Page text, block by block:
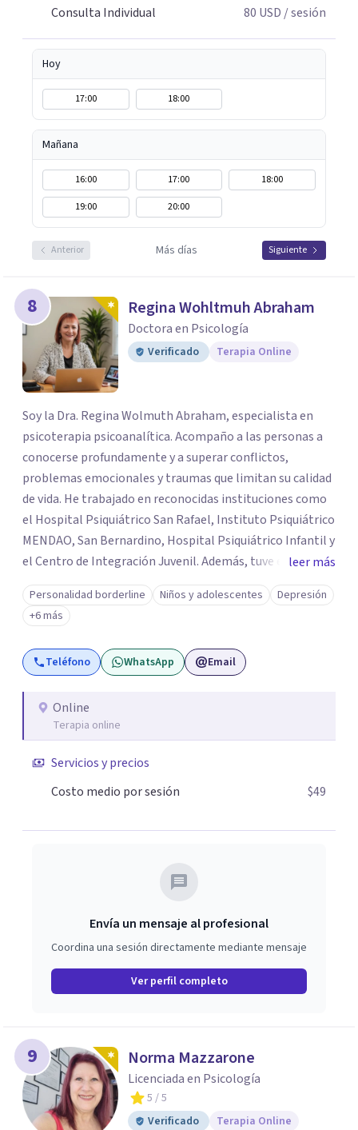
Consulta Individual 80 USD / sesión
Hoy
17:00 18:00
Mañana
16:00 17:00
18:00
19:00
20:00
Anterior Más días Siguiente
8 Regina Wohltmuh Abraham
Doctora en Psicología
Verificado Terapia Online
Soy la Dra. Regina Wolmuth Abraham, especialista en
psicoterapia psicoanalítica. Acompaño a las personas a
conocerse profundamente y a superar conflictos,
problemas emocionales y traumas que limitan su calidad
de vida. He trabajado en reconocidas instituciones como
el Hospital Psiquiátrico San Rafael, Instituto Psiquiátrico
MENDAO, San Bernardino, Hospital Psiquiátrico Infantil y
el Centro de Integración Juvenil. Además, tuve el
privilegio de colaborar en comunidades como Olivar del
Conde y Xochimilco, lo que me permitió conocer diversas
realidades y necesidades.
leer más
Personalidad borderline Niños y adolescentes
Depresión
+6 más
Teléfono WhatsApp Email
Online
Terapia online
Servicios y precios
Costo medio por sesión
$49
Envía un mensaje al profesional
Coordina una sesión directamente mediante mensaje
Ver perfil completo
9 Norma Mazzarone
Licenciada en Psicología
5 / 5
Verificado
Terapia Online